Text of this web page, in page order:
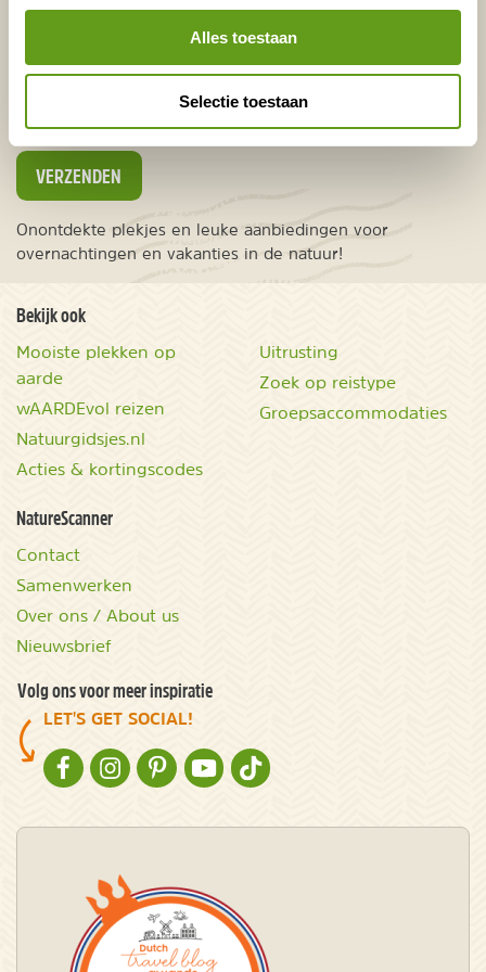
Alles toestaan
Selectie toestaan
VERZENDEN
Onontdekte plekjes en leuke aanbiedingen voor
overnachtingen en vakanties in de natuur!
Bekijk ook
Mooiste plekken op
aarde
wAARDEvol reizen
Natuurgidsjes.nl
Acties & kortingscodes
Uitrusting
Zoek op reistype
Groepsaccommodaties
NatureScanner
Contact
Samenwerken
Over ons / About us
Nieuwsbrief
Volg ons voor meer inspiratie
LET'S GET SOCIAL!
NATURESCANNER OP FACEBOOK
NATURESCANNER OP INSTAGRAM
NATURESCANNER OP PINTEREST
NATURESCANNER OP YOUTUBE
NATURESCANNER OP TIKTOK